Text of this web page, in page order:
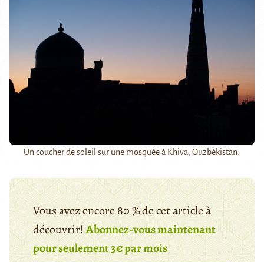
Un coucher de soleil sur une mosquée à Khiva, Ouzbékistan.
Vous avez encore 80 % de cet article à
découvrir!Abonnez-vous maintenant
pour seulement 3€ par mois